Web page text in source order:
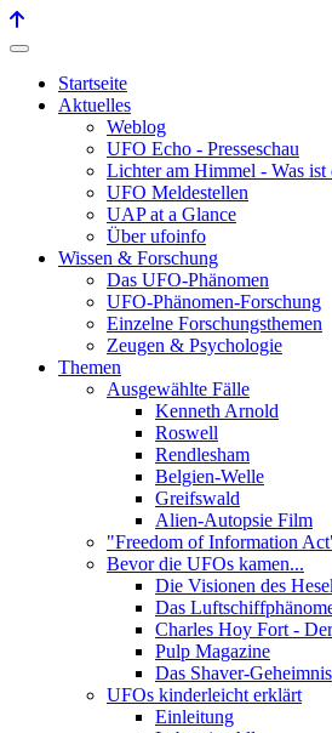
Startseite
Aktuelles
Weblog
UFO Echo - Presseschau
Lichter am Himmel - Was ist
UFO Meldestellen
UAP at a Glance
Über ufoinfo
Wissen & Forschung
Das UFO-Phänomen
UFO-Phänomen-Forschung
Einzelne Forschungsthemen
Zeugen & Psychologie
Themen
Ausgewählte Fälle
Kenneth Arnold
Roswell
Rendlesham
Belgien-Welle
Greifswald
Alien-Autopsie Film
"Freedom of Information
Bevor die UFOs kamen...
Die Visionen des
Das
Charles Hoy Fort -
Pulp Magazine
Das Shaver-Geheimnis
UFOs kinderleicht erklärt
Einleitung